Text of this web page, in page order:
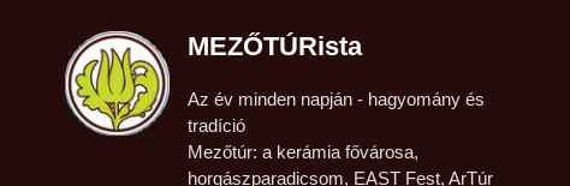
MEZŐTÚRista
Az év minden napján - hagyomány és
tradíció
Mezőtúr: a kerámia fővárosa,
horgászparadicsom, EAST Fest, ArTúr